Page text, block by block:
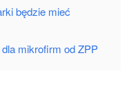
będzie mieć
mikrofirm od ZPP